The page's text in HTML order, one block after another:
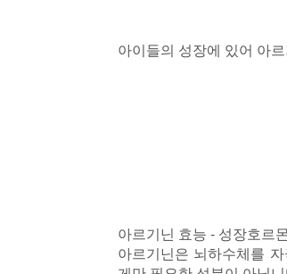
아이들의 성장에 있어 아
아르기닌 효능 - 성장호르
아르기닌은 뇌하수체를